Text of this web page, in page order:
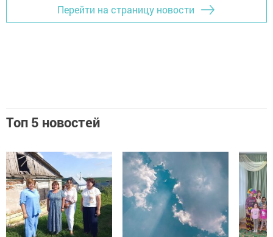
Перейти на страницу новости
Топ 5 новостей